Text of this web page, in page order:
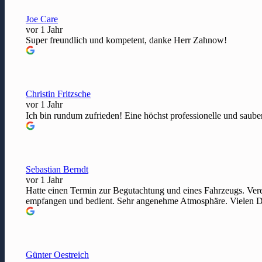
Joe Care
vor 1 Jahr
Super freundlich und kompetent, danke Herr Zahnow!
Christin Fritzsche
vor 1 Jahr
Ich bin rundum zufrieden! Eine höchst professionelle und
Sebastian Berndt
vor 1 Jahr
Hatte einen Termin zur Begutachtung und eines Fahrzeugs.
empfangen und bedient. Sehr angenehme Atmosphäre. Vielen
Günter Oestreich